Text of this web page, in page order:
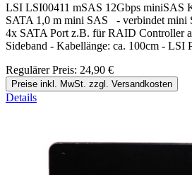
LSI LSI00411 mSAS 12Gbps miniSAS
SATA 1,0 m mini SAS - verbindet mini
4x SATA Port z.B. für RAID Controller
Sideband - Kabellänge: ca. 100cm - LSI
Regulärer Preis: 24,90 €
Preise inkl. MwSt. zzgl. Versandkosten
Details